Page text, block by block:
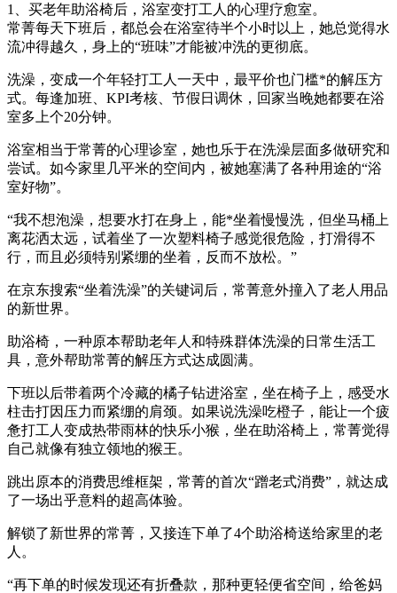
1、买老年助浴椅后，浴室变打工人的心理疗愈室。
常菁每天下班后，都总会在浴室待半个小时以上，她总觉得水
流冲得越久，身上的“班味”才能被冲洗的更彻底。
洗澡，变成一个年轻打工人一天中，最平价也门槛*的解压方
式。每逢加班、KPI考核、节假日调休，回家当晚她都要在浴
室多上个20分钟。
浴室相当于常菁的心理诊室，她也乐于在洗澡层面多做研究和
尝试。如今家里几平米的空间内，被她塞满了各种用途的“浴
室好物”。
“我不想泡澡，想要水打在身上，能*坐着慢慢洗，但坐马桶上
离花洒太远，试着坐了一次塑料椅子感觉很危险，打滑得不
行，而且必须特别紧绷的坐着，反而不放松。”
在京东搜索“坐着洗澡”的关键词后，常菁意外撞入了老人用品
的新世界。
助浴椅，一种原本帮助老年人和特殊群体洗澡的日常生活工
具，意外帮助常菁的解压方式达成圆满。
下班以后带着两个冷藏的橘子钻进浴室，坐在椅子上，感受水
柱击打因压力而紧绷的肩颈。如果说洗澡吃橙子，能让一个疲
惫打工人变成热带雨林的快乐小猴，坐在助浴椅上，常菁觉得
自己就像有独立领地的猴王。
跳出原本的消费思维框架，常菁的首次“蹭老式消费”，就达成
了一场出乎意料的超高体验。
解锁了新世界的常菁，又接连下单了4个助浴椅送给家里的老
人。
“再下单的时候发现还有折叠款，那种更轻便省空间，给爸妈